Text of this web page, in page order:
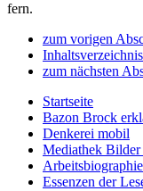
fern.
zum vorigen
Inhaltsverzeichnis
zum nächsten
Startseite
Bazon Brock
Denkerei mobil
Mediathek Bilder
Arbeitsbiographie
Essenzen der